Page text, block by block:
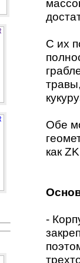
С их
Обе
как
-